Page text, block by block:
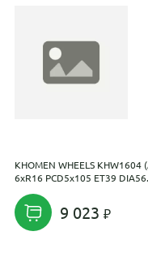
KHOMEN WHEELS KHW1604
6xR16 PCD5x105 ET39
9 023